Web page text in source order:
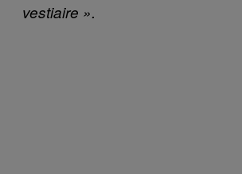
vestiaire ».